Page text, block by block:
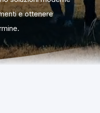
e ottenere